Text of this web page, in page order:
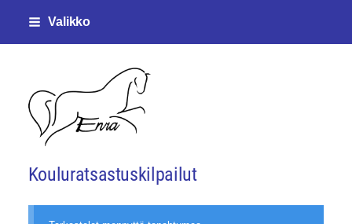
Siirry
sivun
sisältöön
Valikko
Enjalan ratsastajat ry
Kouluratsastuskilpailut